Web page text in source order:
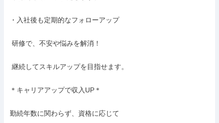
・入社後も定期的なフォローアップ
＊キャリアアップで収入UP＊
勤続年数に関わらず、資格に応じて